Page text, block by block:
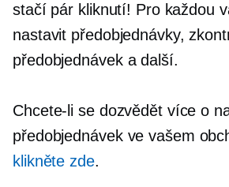
stačí pár kliknutí! Pro každou
nastavit předobjednávky,
předobjednávek a další.
Chcete-li se dozvědět více o
předobjednávek ve vašem
klikněte zde.